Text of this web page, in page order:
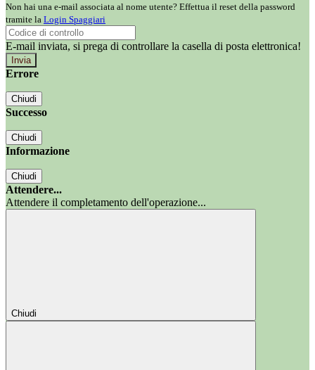
Non hai una e-mail associata al nome utente? Effettua il reset della password
tramite la Login Spaggiari
E-mail inviata, si prega di controllare la casella di posta elettronica!
Errore
Chiudi
Successo
Chiudi
Informazione
Chiudi
Attendere...
Attendere il completamento dell'operazione...
Chiudi